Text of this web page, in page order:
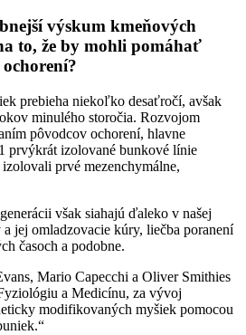
výskum kmeňových
to, že by mohli pomáhať
prebieha niekoľko desaťročí, avšak
minulého storočia. Rozvojom
pôvodcov ochorení, hlavne
prvýkrát izolované bunkové línie
prvé mezenchymálne,
však siahajú ďaleko v našej
jej omladzovacie kúry, liečba poranení
časoch a podobne.
Mario Capecchi a Oliver Smithies
a Medicínu, za vývoj
modifikovaných myšiek pomocou